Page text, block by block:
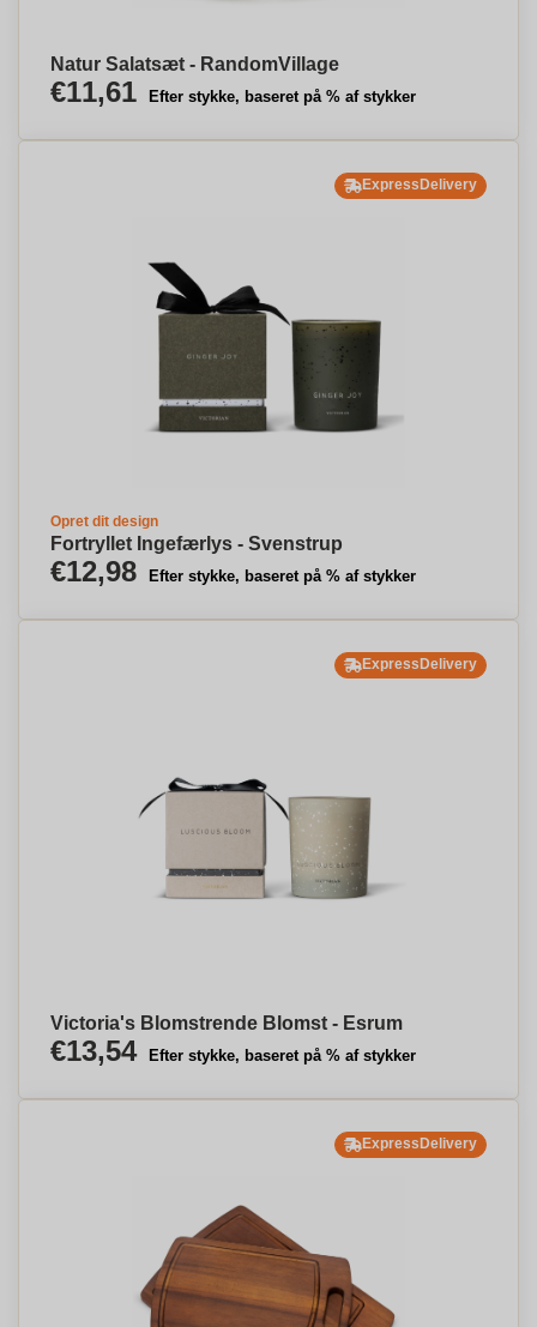
Natur Salatsæt - RandomVillage
€11,61 Efter stykke, baseret på % af stykker
ExpressDelivery
Opret dit design
Fortryllet Ingefærlys - Svenstrup
€12,98 Efter stykke, baseret på % af stykker
ExpressDelivery
Victoria's Blomstrende Blomst - Esrum
€13,54 Efter stykke, baseret på % af stykker
ExpressDelivery